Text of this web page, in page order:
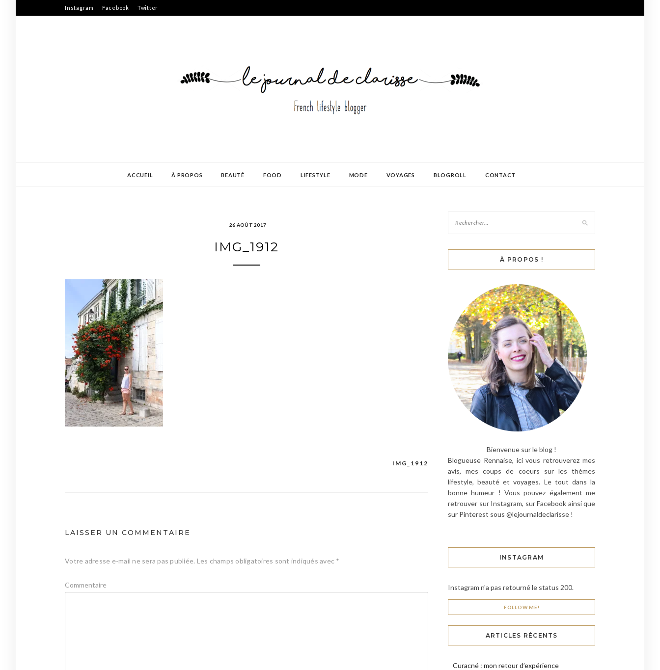
to
Instagram Facebook Twitter
ACCUEIL À PROPOS BEAUTÉ FOOD LIFESTYLE MODE VOYAGES BLOGROLL CONTACT
26 AOÛT 2017
IMG_1912
IMG_1912
LAISSER UN COMMENTAIRE
Votre adresse e-mail ne sera pas publiée. Les champs obligatoires sont indiqués avec *
Commentaire
À PROPOS !
Bienvenue sur le blog !
Blogueuse Rennaise, ici vous retrouverez mes
avis, mes coups de coeurs sur les thèmes
lifestyle, beauté et voyages. Le tout dans la
bonne humeur ! Vous pouvez également me
retrouver sur Instagram, sur Facebook ainsi que
sur Pinterest sous @lejournaldeclarisse !
INSTAGRAM
Instagram n'a pas retourné le status 200.
FOLLOW ME!
ARTICLES RÉCENTS
Curacné : mon retour d’expérience